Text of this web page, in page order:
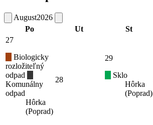
August2026
Po
Ut St
27
Biologicky
rozložiteľný
odpad
Komunálny
odpad
Hôrka
(Poprad)
28
29
Sklo
Hôrka
(Poprad)